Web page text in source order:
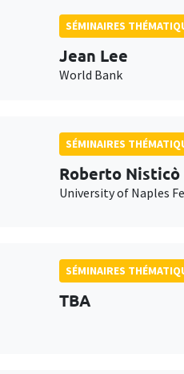
SÉMINAIRES
Jean Lee
World Bank
SÉMINAIRES
Roberto Nisticò
University of Naples
SÉMINAIRES
TBA